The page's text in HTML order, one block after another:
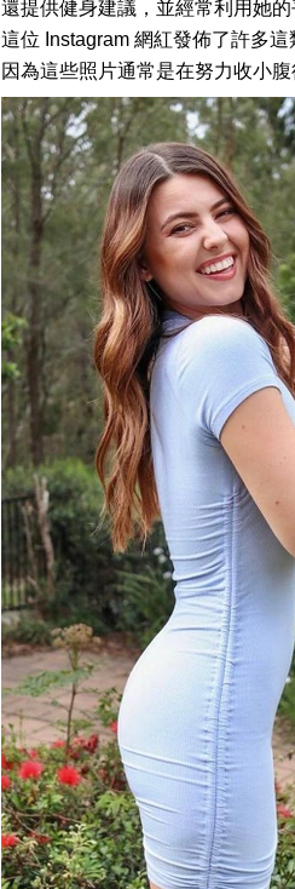
還提供健身建議，並經常利用她
這位 Instagram 網紅發佈了許多這
因為這些照片通常是在努力收小